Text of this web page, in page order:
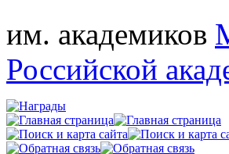
им. академиков
Российской